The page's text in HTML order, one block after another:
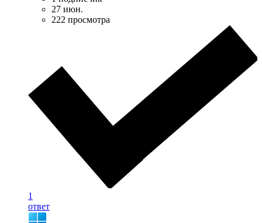
27 июн.
222 просмотра
1
ответ